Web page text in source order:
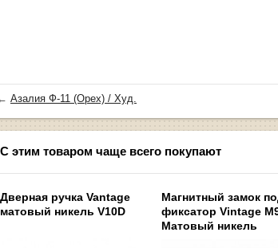
Азалия Ф-11 (Орех) / Худ.
С этим товаром чаще всего покупают
Дверная ручка Vantage
матовый никель V10D
Магнитный замок
фиксатор Vintage
Матовый никель